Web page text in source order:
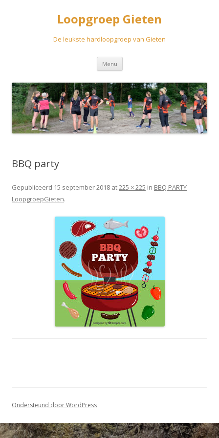
Loopgroep Gieten
De leukste hardloopgroep van Gieten
Menu Spring
inhoud
BBQ party
Gepubliceerd 15 september 2018 at225 × 225 in BBQ PARTY
LoopgroepGieten.
Ondersteund door WordPress